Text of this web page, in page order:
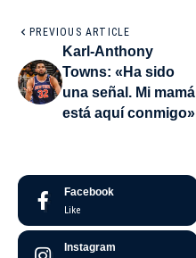
PREVIOUS ARTICLE
Karl-Anthony
Towns: «Ha sido
una señal. Mi mamá
está aquí conmigo»
Facebook
Like
Instagram